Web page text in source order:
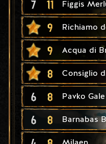
7 11 Figgis
9 Richiamo
9 Acqua di
8 Consiglio
6 8 Pavko Gale
6 8 Barnabas